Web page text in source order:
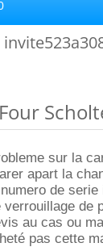
sur la
apart la
de
de
au cas ou
pas cette